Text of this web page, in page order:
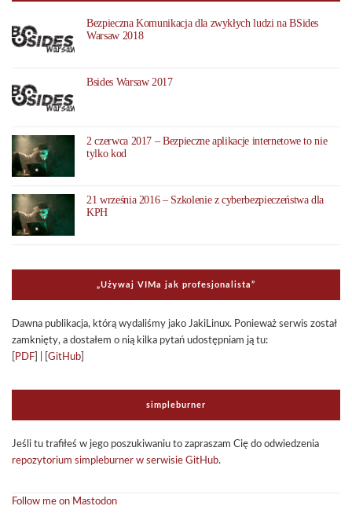
Bezpieczna Komunikacja dla zwykłych ludzi na BSides
Warsaw 2018
Bsides Warsaw 2017
2 czerwca 2017 – Bezpieczne aplikacje internetowe to nie
tylko kod
21 września 2016 – Szkolenie z cyberbezpieczeństwa dla
KPH
„Uży­waj VIMa jak pro­fe­sjo­na­li­sta”
Dawna publi­ka­cja, którą wyda­li­śmy jako Jaki­Li­nux. Ponie­waż ser­wis został
zamknięty, a dosta­łem o nią kilka pytań udo­stęp­niam ją tu:
PDF GitHub
sim­ple­bur­ner
Jeśli tu tra­fi­łeś w jego poszu­ki­wa­niu to zapra­szam Cię do odwie­dze­nia
repo­zy­to­rium sim­ple­bur­ner w ser­wi­sie GitHub.
Follow me on Mastodon